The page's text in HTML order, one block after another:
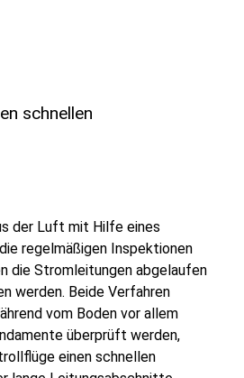
schnellen
der Luft mit Hilfe eines
regelmäßigen Inspektionen
die Stromleitungen abgelaufen
werden. Beide Verfahren
vom Boden vor allem
überprüft werden,
einen schnellen